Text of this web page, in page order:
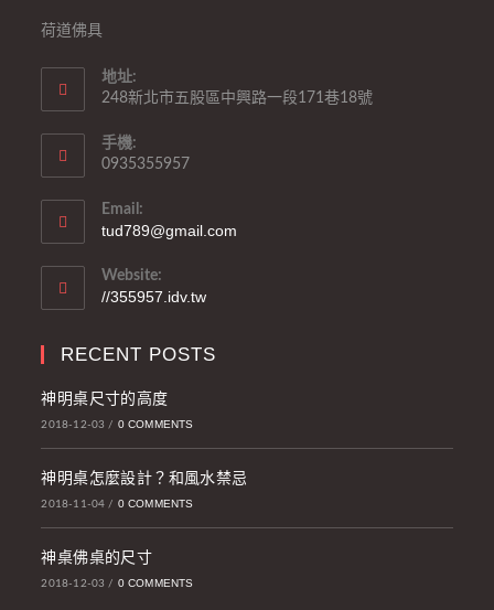
荷道佛具
地址:
248新北市五股區中興路一段171巷18號
手機:
0935355957
Email:
tud789@gmail.com
Website:
//355957.idv.tw
RECENT POSTS
神明桌尺寸的高度
2018-12-03 / 0 COMMENTS
神明桌怎麼設計？和風水禁忌
2018-11-04 / 0 COMMENTS
神桌佛桌的尺寸
2018-12-03 / 0 COMMENTS